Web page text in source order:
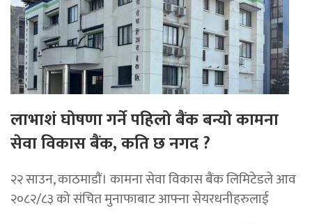
लाभाशं घोषणा गर्ने पहिलो बैंक बन्यो कामना
सेवा विकास बैंक, कति छ नगद ?
२२ साउन, काठमाडाैं। कामना सेवा विकास बैंक लिमिटेडले आव
२०८२/८३ को संचित मुनाफाबाट आफ्ना सेयरधनीहरुलाई